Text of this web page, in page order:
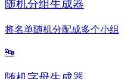
随机分组生成器
将名单随机分配成多个小组
🔤